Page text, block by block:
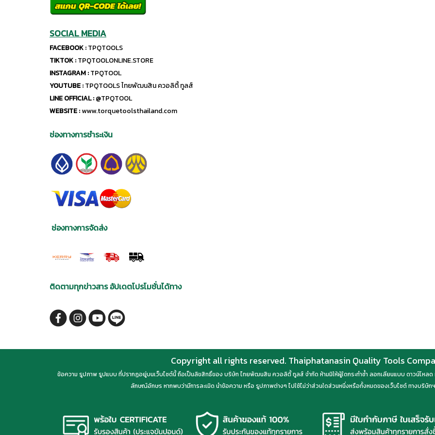
SOCIAL MEDIA
FACEBOOK :TPQTOOLS
TIKTOK :TPQTOOLONLINE.STORE
INSTAGRAM :TPQTOOL
YOUTUBE :TPQTOOLS ไทยพัฒนสิน ควอลิตี้ ทูลส์
LINE OFFICIAL :@TPQTOOL
WEBSITE :www.torquetoolsthailand.com
ช่องทางการชำระเงิน
ช่องทางการจัดส่ง
ติดตามทุกข่าวสาร อัปเดตโปรโมชั่นได้ทาง
Copyright all rights reserved. Thaiphatanasin Quality Tools
ข้อความ รูปภาพ รูปแบบ ที่ปรากฏอยู่บนเว็บไซต์นี้ ถือเป็นลิขสิทธิ์ของ บริษัท ไทยพัฒนสิน ควอลิตี้ ทูลส์ จำกัด ห้ามมิให้ผู้ใดกระทำซ้ำ ลอกเลียนแบบ ดาวน์โหลด
ลักษณ์อักษร หากพบว่ามีการละเมิด นำข้อความ หรือ รูปภาพต่างๆ ไปใช้ไม่ว่าส่วนใดส่วนหนึ่งหรือทั้งหมดของเว็บไซต์ ทางบริษัท